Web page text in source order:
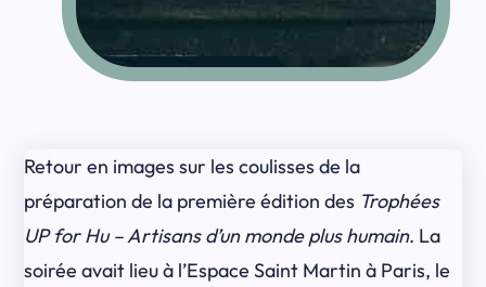
Retour en images sur les coulisses de la
préparation de la première édition des Trophées
UP for Hu – Artisans d’un monde plus humain. La
soirée avait lieu à l’Espace Saint Martin à Paris, le